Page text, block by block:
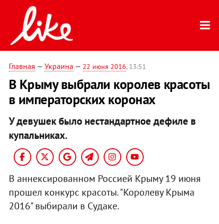
Главная — Украина — 22 июня 2016, 13:51
В Крыму выбрали королев красоты
в императорских коронах
У девушек было нестандартное дефиле в
купальниках.
В аннексированном Россией Крыму 19 июня
прошел конкурс красоты. "Королеву Крыма
2016" выбирали в Судаке.